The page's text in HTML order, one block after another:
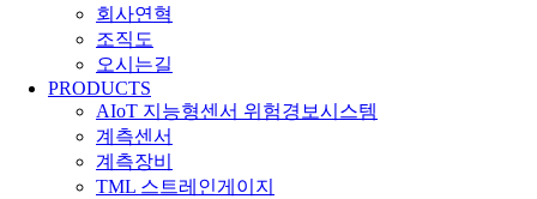
회사연혁
조직도
오시는길
PRODUCTS
AIoT 지능형센서 위험경보시스템
계측센서
계측장비
TML 스트레인게이지